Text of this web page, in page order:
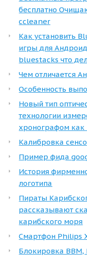
бесплатно
ccleaner
Как установить
игры для
bluestacks что
Чем отличается
Особенность
Новый тип
технологии
хронографом как
Калибровка
Пример фида
История
логотипа
Пираты
рассказывают
карибского моря
Смартфон Philips
Блокировка